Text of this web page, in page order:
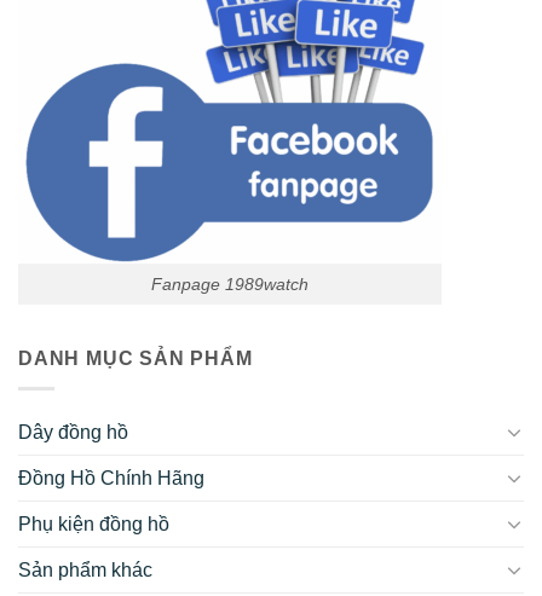
Fanpage 1989watch
DANH MỤC SẢN PHẨM
Dây đồng hồ
Đồng Hồ Chính Hãng
Phụ kiện đồng hồ
Sản phẩm khác